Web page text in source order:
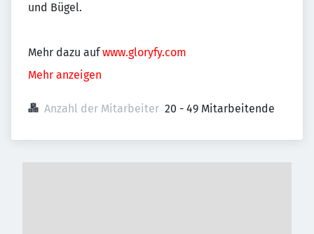
und Bügel.
Mehr dazu aufwww.gloryfy.com
Mehr anzeigen
Anzahl der Mitarbeiter 20 - 49 Mitarbeitende